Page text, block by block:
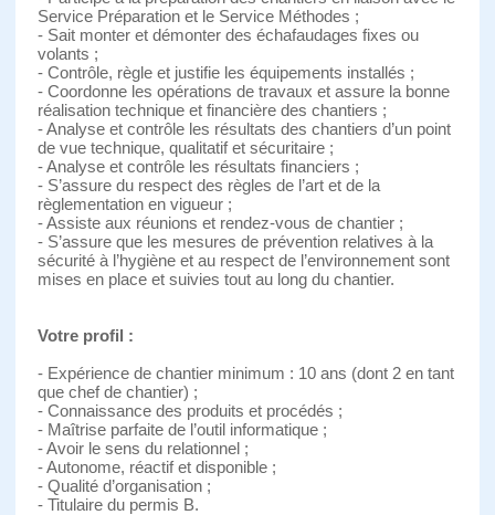
Service Préparation et le Service Méthodes ;
- Sait monter et démonter des échafaudages fixes ou
volants ;
- Contrôle, règle et justifie les équipements installés ;
- Coordonne les opérations de travaux et assure la bonne
réalisation technique et financière des chantiers ;
- Analyse et contrôle les résultats des chantiers d’un point
de vue technique, qualitatif et sécuritaire ;
- Analyse et contrôle les résultats financiers ;
- S’assure du respect des règles de l’art et de la
règlementation en vigueur ;
- Assiste aux réunions et rendez-vous de chantier ;
- S’assure que les mesures de prévention relatives à la
sécurité à l’hygiène et au respect de l’environnement sont
mises en place et suivies tout au long du chantier.
Votre profil :
- Expérience de chantier minimum : 10 ans (dont 2 en tant
que chef de chantier) ;
- Connaissance des produits et procédés ;
- Maîtrise parfaite de l’outil informatique ;
- Avoir le sens du relationnel ;
- Autonome, réactif et disponible ;
- Qualité d’organisation ;
- Titulaire du permis B.